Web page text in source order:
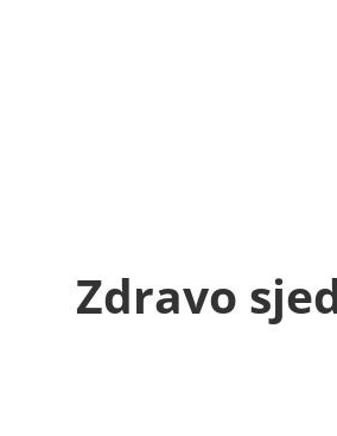
Zdravo